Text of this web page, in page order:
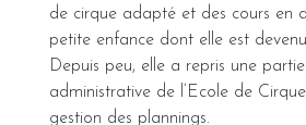
de cirque adapté et des cours en
petite enfance dont elle est
Depuis peu, elle a repris une
administrative de l’Ecole de
gestion des plannings.